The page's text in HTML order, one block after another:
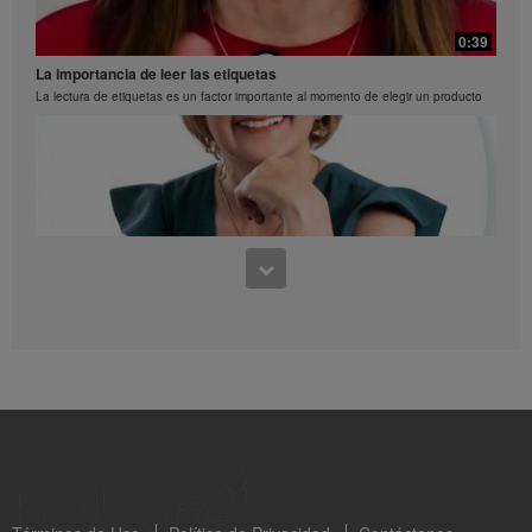
0:30
Prepara paletas deliciosas de proteina y fruta
Paso a paso de como preparar un esponajdo de fresas y menta
0:39
La importancia de leer las etiquetas
La lectura de etiquetas es un factor importante al momento de elegir un producto